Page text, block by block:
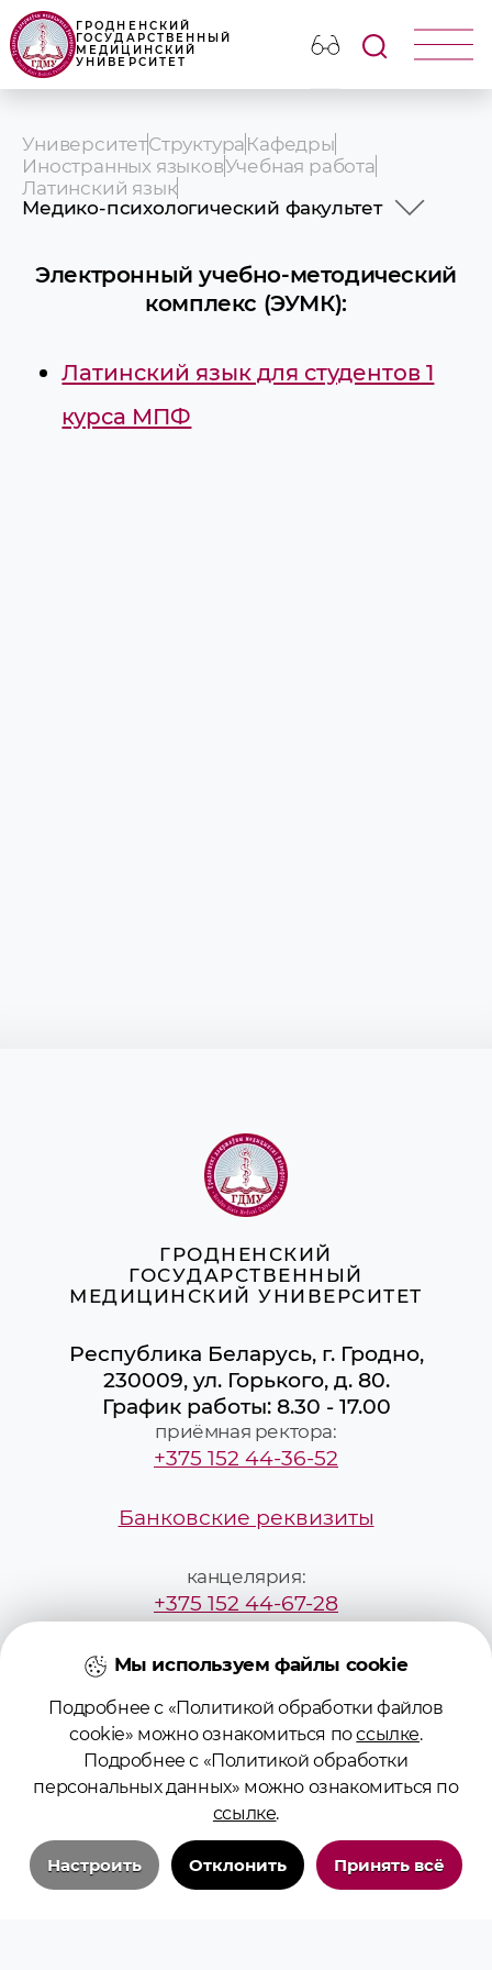
ГРОДНЕНСКИЙ
ГОСУДАРСТВЕННЫЙ
МЕДИЦИНСКИЙ
УНИВЕРСИТЕТ
УниверситетСтруктура Кафедры
Иностранных языковУчебная работа
Латинский язык
Медико-психологический факультет
Лечебный факультет
Педиатрический факультет
Медико-психологический факультет
Факультет иностранных учащихся с
русским языком обучения
Электронный учебно-методический
комплекс (ЭУМК):
Латинский язык для студентов 1
курса МПФ
ГРОДНЕНСКИЙ
ГОСУДАРСТВЕННЫЙ
МЕДИЦИНСКИЙ УНИВЕРСИТЕТ
Республика Беларусь, г. Гродно,
230009, ул. Горького, д. 80.
График работы: 8.30 - 17.00
приёмная ректора:
+375 152 44-36-52
Банковские реквизиты
канцелярия:
+375 152 44-67-28
mailbox@grsmu.by
приёмная комиссия:
+375295229887
pk@grsmu.by
Мы используем файлы cookie
Подробнее с «Политикой обработки файлов
cookie» можно ознакомиться поссылке.
Подробнее с «Политикой обработки
персональных данных» можно ознакомиться по
ссылке.
Настроить Отклонить Принять всё